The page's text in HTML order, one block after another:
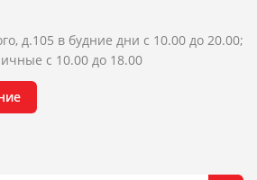
д.105 в будние дни с 10.00 до 20.00;
с 10.00 до 18.00